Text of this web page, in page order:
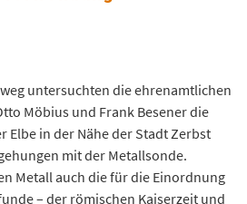
untersuchten die ehrenamtlichen
Möbius und Frank Besener die
Elbe in der Nähe der Stadt Zerbst
mit der Metallsonde.
Metall auch die für die Einordnung
– der römischen Kaiserzeit und